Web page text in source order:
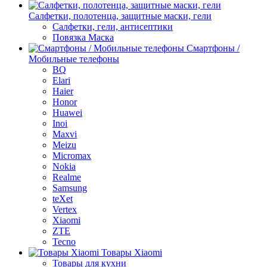
Салфетки, полотенца, защитные маски, гели
Салфетки, гели, антисептики
Повязка Маска
Смартфоны /
Мобильные телефоны
BQ
Elari
Haier
Honor
Huawei
Inoi
Maxvi
Meizu
Micromax
Nokia
Realme
Samsung
teXet
Vertex
Xiaomi
ZTE
Tecno
Товары Xiaomi
Товары для кухни